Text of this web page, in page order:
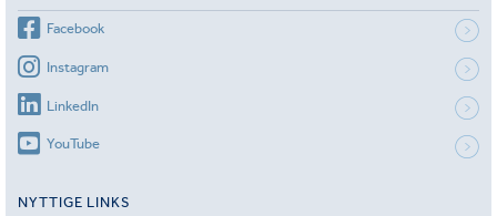
Facebook
Instagram
LinkedIn
YouTube
NYTTIGE LINKS